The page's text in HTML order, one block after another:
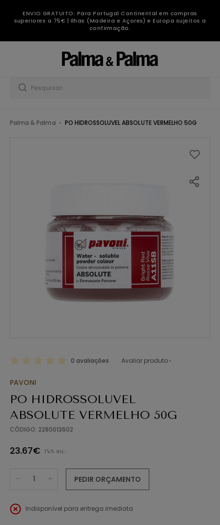
ENVIO GRATUITO: Para Portugal Continental em compras
superiores a 75€ | Ilhas (Madeira e Açores) e Europa sujeitos a
confirmação.
Palma & Palma PO HIDROSSOLUVEL ABSOLUTE VERMELHO 50G
0 avaliações Avaliar produto ›
PAVONI
PO HIDROSSOLUVEL
ABSOLUTE VERMELHO 50G
CÓDIGO: 2280013602
23.67€ IVA inc.
PEDIR ORÇAMENTO
Indisponível para entrega imediata